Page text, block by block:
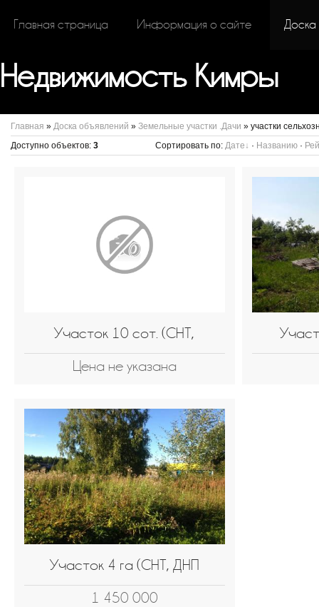
Главная страница Информация о сайте Доска
Недвижимость Кимры
Главная » Доска объявлений » Земельные участки .Дачи » участки
Доступно объектов: 3 Сортировать по: Дате · Названию ·
Участок 10 сот. (СНТ,
Цена не указана
Участок 4 га (СНТ, ДНП
1 450 000